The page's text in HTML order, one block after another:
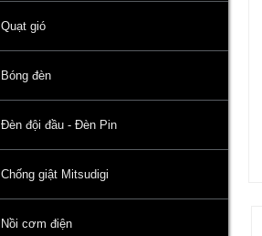
Quạt gió
Bóng đèn
Đèn đội đầu - Đèn Pin
Chống giật Mitsudigi
Nồi cơm điện